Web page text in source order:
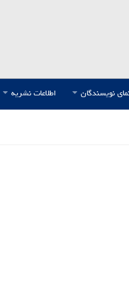
نویسندگان اطلاعات نشریه